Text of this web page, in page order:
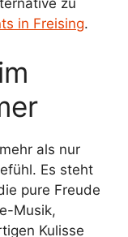
zu
in Freising.
als nur
Es steht
pure Freude
Musik,
Kulisse